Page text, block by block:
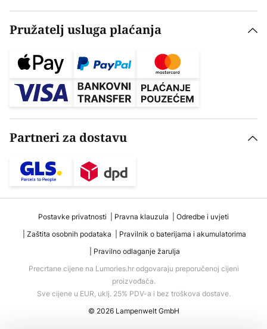
Pružatelj usluga plaćanja
Partneri za dostavu
Postavke privatnosti Pravna klauzula
Odredbe i uvjeti
Zaštita osobnih podataka
Pravilnik o baterijama i akumulatorima
Pravilno odlaganje žarulja
Precrtane cijene na Lumories.hr odgovaraju preporučenoj cijeni
proizvođača.
Sve cijene u EUR, uklj. 25% PDV-a i bez troškova dostave.
© 2026 Lampenwelt GmbH